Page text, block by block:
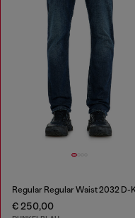
€ 250,00